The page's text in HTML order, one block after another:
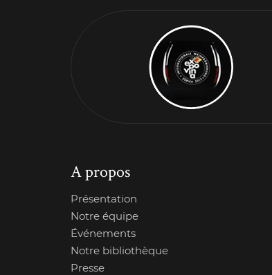
A propos
Présentation
Notre équipe
Événements
Notre bibliothèque
Presse